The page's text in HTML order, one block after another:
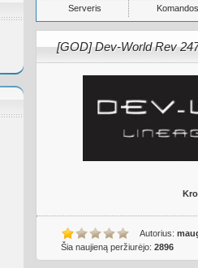
Serveris
[GOD] Dev-World Rev
Autorius:
Šia naujieną peržiurėjo: 2896